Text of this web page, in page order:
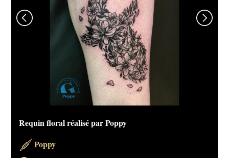
Requin floral réalisé par Poppy
Poppy
Poule en underboob par Poppy !
Poppy